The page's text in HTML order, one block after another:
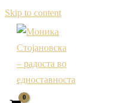
Skip to content